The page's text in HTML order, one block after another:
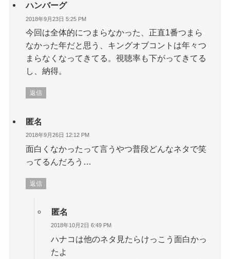
ハンバーグ
2018年9月23日 5:25 PM
今回は全体的につまらなかった、正直1番つまら
なかった年だと思う、キングオブコントは年々つ
まらなくなってきてる。視聴率も下がってきてる
し、納得。
返信
匿名
2018年9月26日 12:12 PM
面白くなかったって言うやつ普段どんなネタで笑
ってるんだろう…
返信
匿名
2018年10月2日 6:49 PM
ハナコは他のネタ見たらけっこう面白かっ
たよ